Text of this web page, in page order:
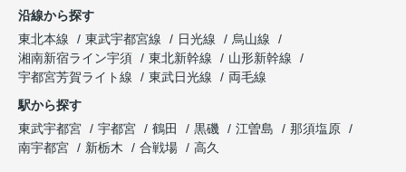
沿線から探す
東北本線
東武宇都宮線 日光線
烏山線
湘南新宿ライン宇須
東北新幹線
山形新幹線
宇都宮芳賀ライト線
東武日光線
両毛線
駅から探す
東武宇都宮
宇都宮 鶴田 黒磯 江曽島
那須塩原
南宇都宮
新栃木 合戦場 高久